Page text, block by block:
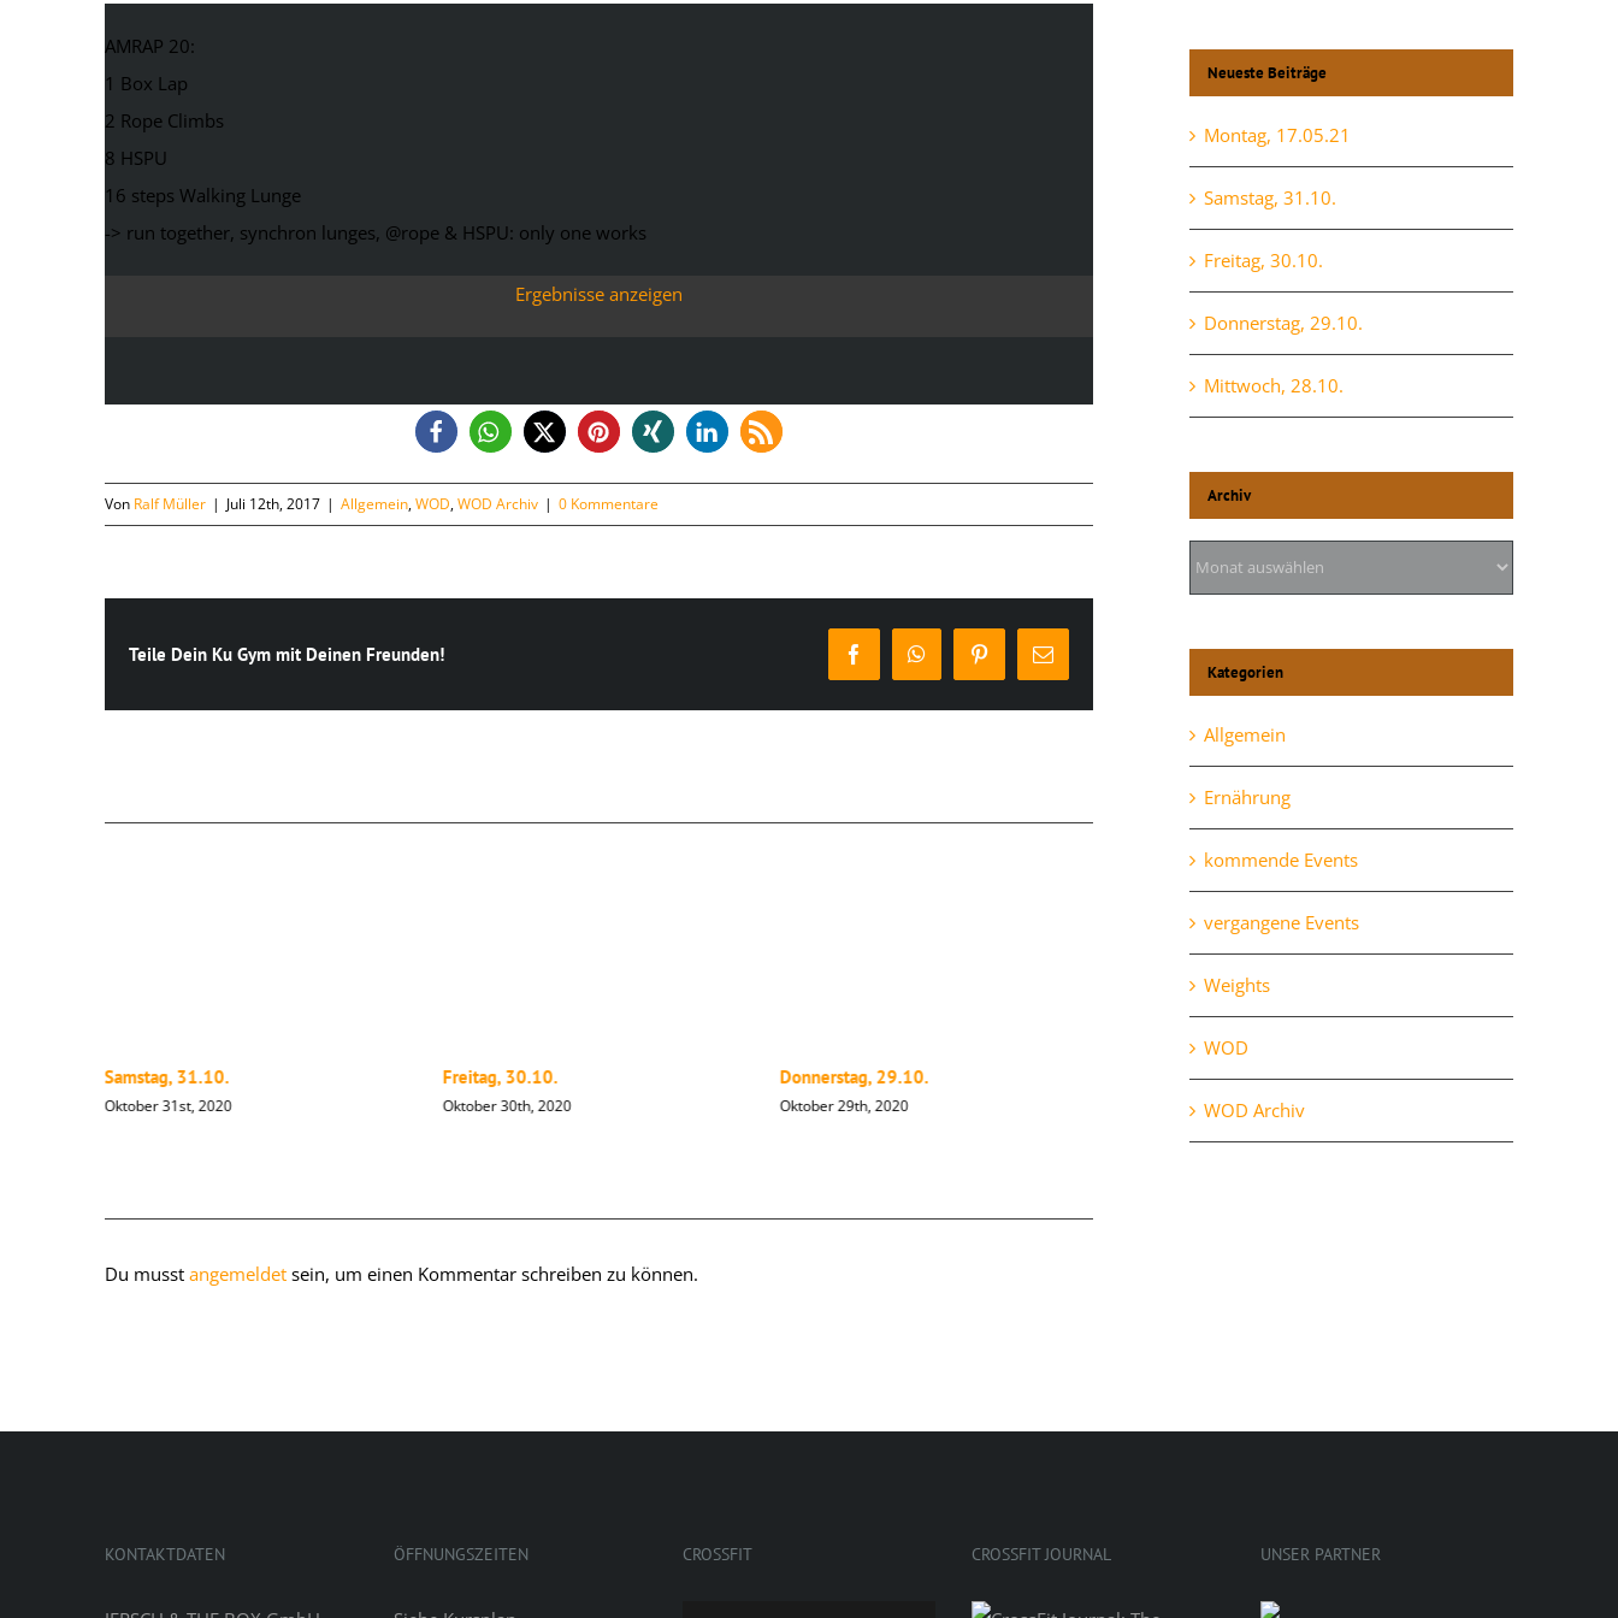
AMRAP 20:
1 Box Lap
2 Rope Climbs
8 HSPU
16 steps Walking Lunge
-> run together, synchron lunges, @rope & HSPU: only one works
Ergebnisse anzeigen
Von Ralf Müller | Juli 12th, 2017 | Allgemein,WOD,WOD Archiv | 0 Kommentare
Teile Dein Ku Gym mit Deinen Freunden! FacebookWhatsAppPinterest
E-
Mail
Samstag, 31.10.
Oktober 31st, 2020
Freitag, 30.10.
Oktober 30th, 2020
Donnerstag, 29.10.
Oktober 29th, 2020
Mittwoch, 28.10.
Oktober 28th, 2020
Du musst angemeldet sein, um einen Kommentar schreiben zu können.
Neueste Beiträge
Montag, 17.05.21
Samstag, 31.10.
Freitag, 30.10.
Donnerstag, 29.10.
Mittwoch, 28.10.
Archiv
Archiv
Kategorien
Allgemein
Ernährung
kommende Events
vergangene Events
Weights
WOD
WOD Archiv
KONTAKTDATEN ÖFFNUNGSZEITEN CROSSFIT CROSSFIT JOURNAL UNSER PARTNER